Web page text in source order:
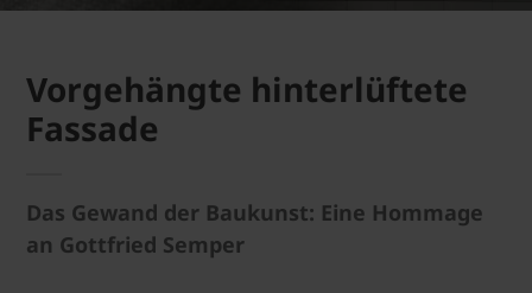
Vorgehängte hinterlüftete
Fassade
Das Gewand der Baukunst: Eine Hommage
an Gottfried Semper